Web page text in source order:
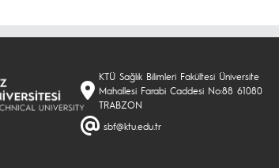
KTÜ Sağlık Bilimleri Fakültesi Üniversite
Mahallesi Farabi Caddesi No:88 61080
TRABZON
sbf@ktu.edu.tr